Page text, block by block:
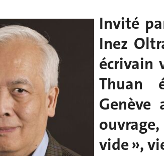
Invité
Inez
écrivain
Thuan
Genève
vide »,